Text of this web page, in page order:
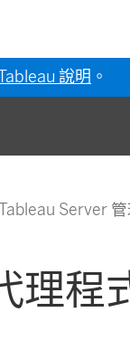
說明 。
Server
理程